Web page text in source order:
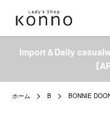
Import＆Daily
【
ホーム B BONNIE